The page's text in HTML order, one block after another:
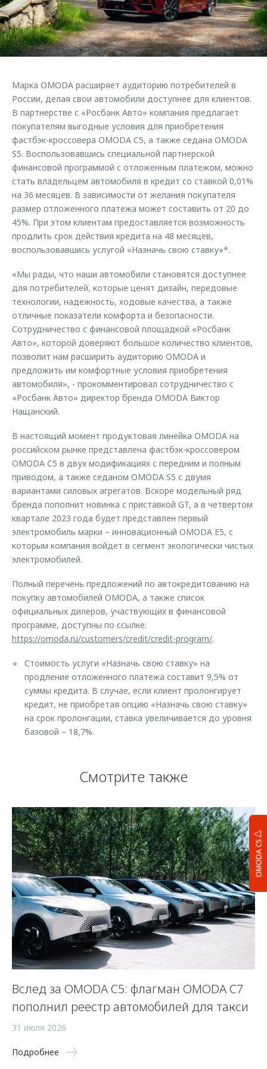
Страхование
Кредитный калькулятор
Аксессуары
Оригинальные аксессуары
Запчасти
Трейд-ин
Калькулятор трейд-ин
Клиентская поддержка
O&J Автоклуб
Клуб владельцев OMODA
Аксессуары
Одежда и сувениры
Оригинальные аксессуары
Запчасти
Обратная связь
OMODA C5
Марка OMODA расширяет аудиторию потребителей в
России, делая свои автомобили доступнее для клиентов.
В партнерстве с «Росбанк Авто» компания предлагает
покупателям выгодные условия для приобретения
фастбэк-кроссовера OMODA C5, а также седана OMODA
S5. Воспользовавшись специальной партнерской
финансовой программой с отложенным платежом, можно
стать владельцем автомобиля в кредит со ставкой 0,01%
на 36 месяцев. В зависимости от желания покупателя
размер отложенного платежа может составить от 20 до
45%. При этом клиентам предоставляется возможность
продлить срок действия кредита на 48 месяцев,
воспользовавшись услугой «Назначь свою ставку»*.
«Мы рады, что наши автомобили становятся доступнее
для потребителей, которые ценят дизайн, передовые
технологии, надежность, ходовые качества, а также
отличные показатели комфорта и безопасности.
Сотрудничество с финансовой площадкой «Росбанк
Авто», которой доверяют большое количество клиентов,
позволит нам расширить аудиторию OMODA и
предложить им комфортные условия приобретения
автомобиля», - прокомментировал сотрудничество с
«Росбанк Авто» директор бренда OMODA Виктор
Нащанский.
В настоящий момент продуктовая линейка OMODA на
российском рынке представлена фастбэк-кроссовером
OMODA C5 в двух модификациях с передним и полным
приводом, а также седаном OMODA S5 с двумя
вариантами силовых агрегатов. Вскоре модельный ряд
бренда пополнит новинка с приставкой GT, а в четвертом
квартале 2023 года будет представлен первый
электромобиль марки – инновационный OMODA E5, с
которым компания войдет в сегмент экологически чистых
электромобилей.
Полный перечень предложений по автокредитованию на
покупку автомобилей OMODA, а также список
официальных дилеров, участвующих в финансовой
программе, доступны по ссылке:
https://omoda.ru/customers/credit/credit-program/.
Стоимость услуги «Назначь свою ставку» на
продление отложенного платежа составит 9,5% от
суммы кредита. В случае, если клиент пролонгирует
кредит, не приобретая опцию «Назначь свою ставку»
на срок пролонгации, ставка увеличивается до уровня
базовой – 18,7%.
Смотрите также
Вслед за OMODA C5: флагман OMODA C7
пополнил реестр автомобилей для такси
31 июля 2026
Подробнее